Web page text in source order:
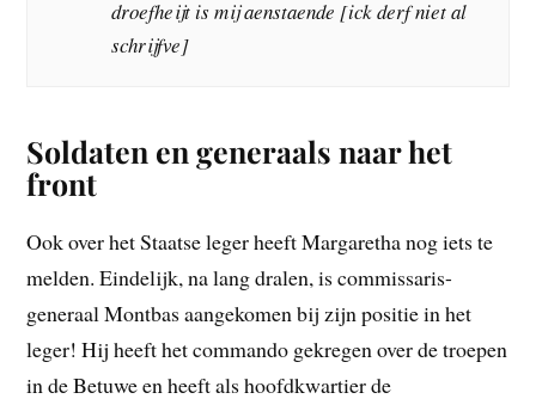
droefheijt is mij aenstaende [ick derf niet al
schrijfve]
Soldaten en generaals naar het
front
Ook over het Staatse leger heeft Margaretha nog iets te
melden. Eindelijk, na lang dralen, is commissaris-
generaal Montbas aangekomen bij zijn positie in het
leger! Hij heeft het commando gekregen over de troepen
in de Betuwe en heeft als hoofdkwartier de